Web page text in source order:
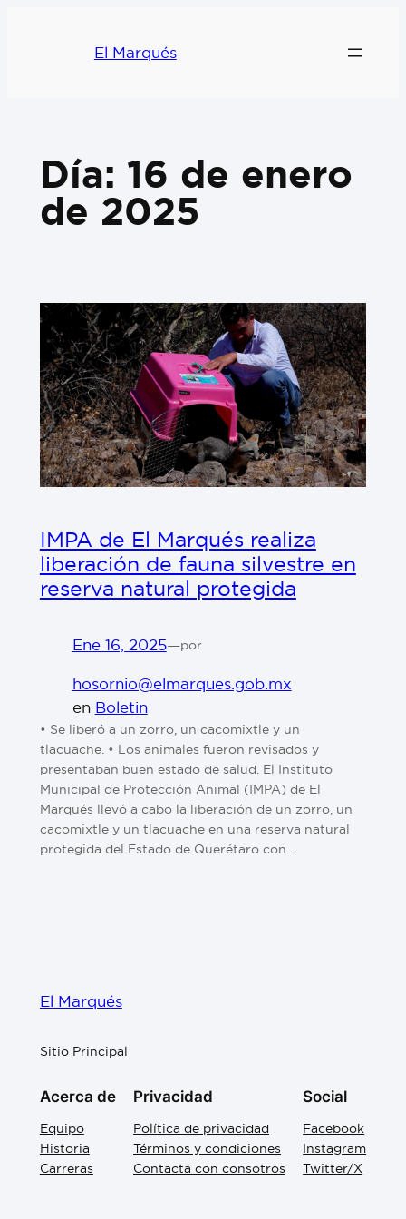
El Marqués
Día: 16 de enero
de 2025
IMPA de El Marqués realiza
liberación de fauna silvestre en
reserva natural protegida
Ene 16, 2025—por
hosornio@elmarques.gob.mx
en Boletin
•⁠ ⁠Se liberó a un zorro, un cacomixtle y un
tlacuache. •⁠ ⁠Los animales fueron revisados y
presentaban buen estado de salud. El Instituto
Municipal de Protección Animal (IMPA) de El
Marqués llevó a cabo la liberación de un zorro, un
cacomixtle y un tlacuache en una reserva natural
protegida del Estado de Querétaro con…
El Marqués
Sitio Principal
Acerca de
Equipo
Historia
Carreras
Privacidad
Política de privacidad
Términos y condiciones
Contacta con consotros
Social
Facebook
Instagram
Twitter/X